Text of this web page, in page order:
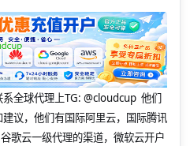
全球代理上TG: @cloudcup 他们
议，他们有国际阿里云，国际腾讯
歌云一级代理的渠道，微软云开户